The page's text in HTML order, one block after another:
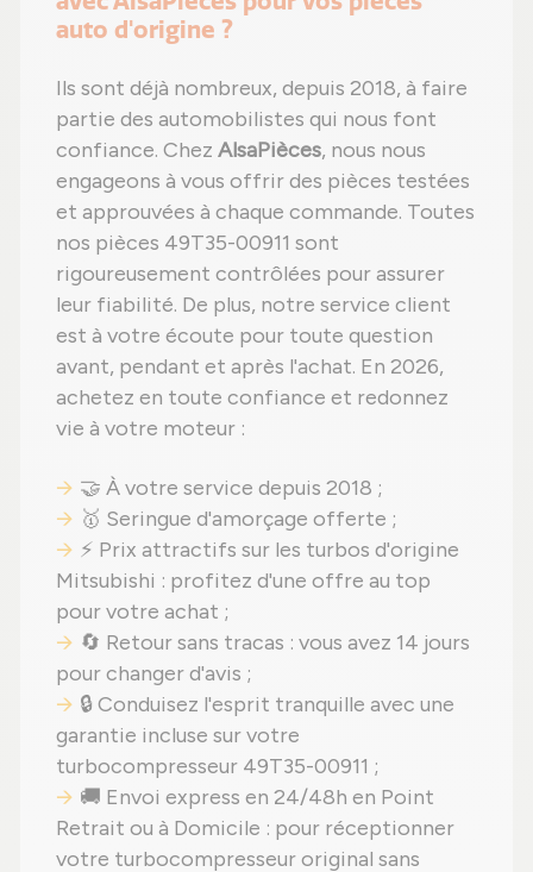
auto d'origine ?
Ils sont déjà nombreux, depuis 2018, à faire
partie des automobilistes qui nous font
confiance. Chez AlsaPièces, nous nous
engageons à vous offrir des pièces testées
et approuvées à chaque commande. Toutes
nos pièces 49T35-00911 sont
rigoureusement contrôlées pour assurer
leur fiabilité. De plus, notre service client
est à votre écoute pour toute question
avant, pendant et après l'achat. En 2026,
achetez en toute confiance et redonnez
vie à votre moteur :
🤝 À votre service depuis 2018 ;
🥇 Seringue d'amorçage offerte ;
⚡ Prix attractifs sur les turbos d'origine
Mitsubishi : profitez d'une offre au top
pour votre achat ;
🔄 Retour sans tracas : vous avez 14 jours
pour changer d'avis ;
🔒 Conduisez l'esprit tranquille avec une
garantie incluse sur votre
turbocompresseur 49T35-00911 ;
🚚 Envoi express en 24/48h en Point
Retrait ou à Domicile : pour réceptionner
votre turbocompresseur original sans